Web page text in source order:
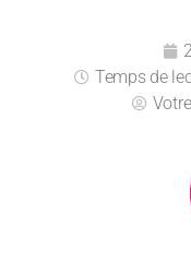
Temps de